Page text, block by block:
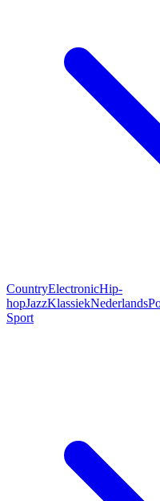
CountryElectronicHip-
hopJazzKlassiekNederlands
Sport